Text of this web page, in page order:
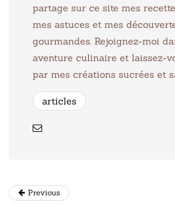
partage sur ce site mes
mes astuces et mes
gourmandes. Rejoignez-moi
aventure culinaire et laissez-
par mes créations sucrées et
articles
Previous